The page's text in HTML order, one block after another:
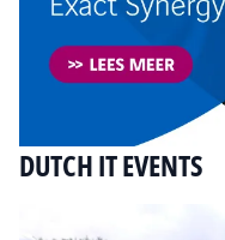
DUTCH IT EVENTS